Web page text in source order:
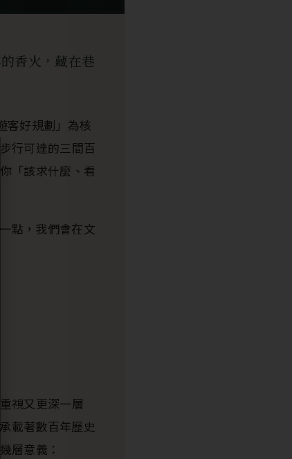
香火，藏在巷
客好規劃」為核
行可達的三間百
「該求什麼、看
點，我們會在文
視又更深一層
載著數百年歷史
層意義：